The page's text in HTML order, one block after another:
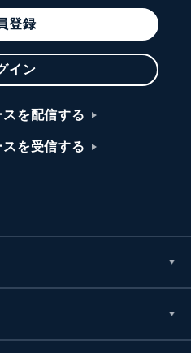
登録
イン
を配信する
を受信する